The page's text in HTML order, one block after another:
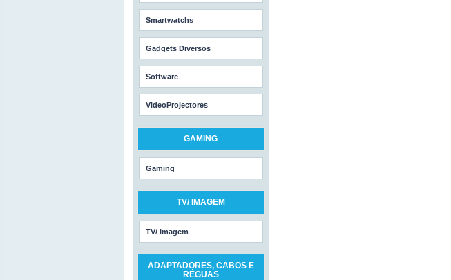
Smartwatchs
Gadgets Diversos
Software
VideoProjectores
GAMING
Gaming
TV/ IMAGEM
TV/ Imagem
ADAPTADORES, CABOS E
RÉGUAS